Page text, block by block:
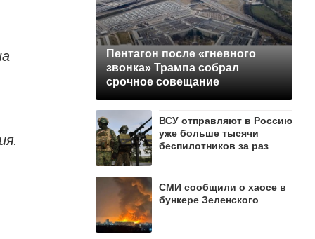
Пентагон после «гневного
звонка» Трампа собрал
срочное совещание
ВСУ отправляют в Россию
уже больше тысячи
беспилотников за раз
СМИ сообщили о хаосе в
бункере Зеленского